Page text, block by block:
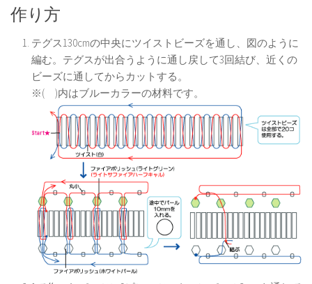
作り方
テグス130cmの中央にツイストビーズを通し、図のように
編む。テグスが出合うように通し戻して3回結び、近くの
ビーズに通してからカットする。
※( )内はブルーカラーの材料です。